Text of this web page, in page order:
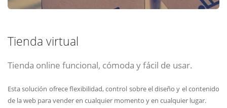
Tienda virtual
Tienda online funcional, cómoda y fácil de usar.
Esta solución ofrece flexibilidad, control sobre el diseño y el contenido
de la web para vender en cualquier momento y en cualquier lugar.